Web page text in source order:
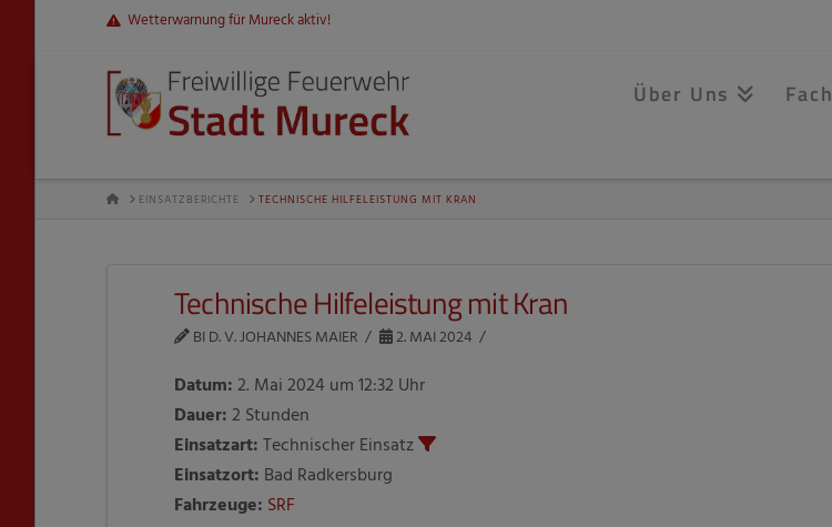
Wetterwarnung für Mureck aktiv!
Über Uns
HOMEEINSATZBERICHTE TECHNISCHE HILFELEISTUNG MIT KRAN
Technische Hilfeleistung mit Kran
BI D. V. JOHANNES MAIER 2. MAI 2024
Datum:2. Mai 2024 um 12:32 Uhr
Dauer:2 Stunden
Einsatzart:Technischer Einsatz
Einsatzort: Bad Radkersburg
Fahrzeuge: SRF